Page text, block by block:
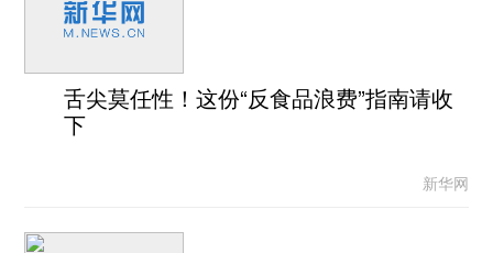
舌尖莫任性！这份“反食品浪费”指南请收
下
新华网